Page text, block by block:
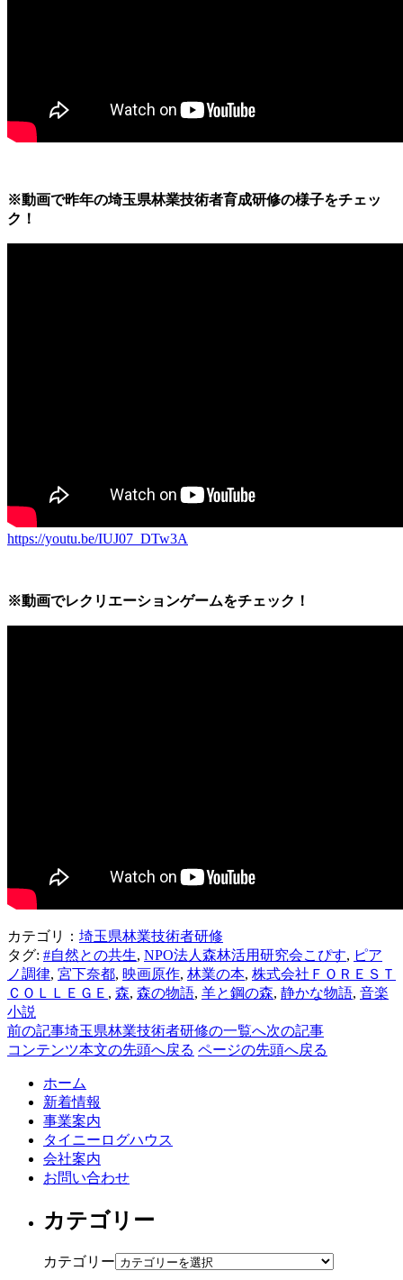
※動画で昨年の埼玉県林業技術者育成研修の様子をチェッ
ク！
https://youtu.be/IUJ07_DTw3A
※動画でレクリエーションゲームをチェック！
カテゴリ： 埼玉県林業技術者研修
タグ: #自然との共生, NPO法人森林活用研究会こぴす, ピア
ノ調律, 宮下奈都, 映画原作, 林業の本, 株式会社ＦＯＲＥＳＴ
ＣＯＬＬＥＧＥ , 森, 森の物語, 羊と鋼の森, 静かな物語, 音楽
小説
前の記事埼玉県林業技術者研修の一覧へ次の記事
コンテンツ本文の先頭へ戻る ページの先頭へ戻る
ホーム
新着情報
事業案内
タイニーログハウス
会社案内
お問い合わせ
カテゴリー
カテゴリー